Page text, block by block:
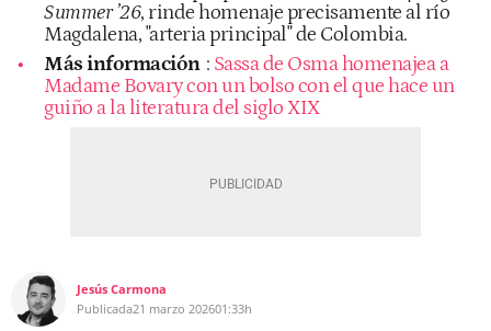
Summer ’26, rinde homenaje precisamente al río
Magdalena, "arteria principal" de Colombia.
Más información : Sassa de Osma homenajea a
Madame Bovary con un bolso con el que hace un
guiño a la literatura del siglo XIX
Jesús Carmona
Publicada21 marzo 202601:33h